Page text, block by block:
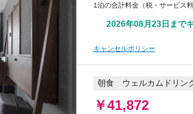
税・サービス
2026年08月23日まで
キャンセルポリシー
朝食 ウェルカムドリン
￥41,872